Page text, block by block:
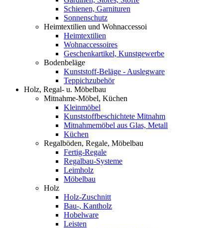
Schienen, Garnituren
Sonnenschutz
Heimtextilien und Wohnaccessoi
Heimtextilien
Wohnaccessoires
Geschenkartikel, Kunstgewerbe
Bodenbeläge
Kunststoff-Beläge - Auslegware
Teppichzubehör
Holz, Regal- u. Möbelbau
Mitnahme-Möbel, Küchen
Kleinmöbel
Kunststoffbeschichtete Mitnahm
Mitnahmemöbel aus Glas, Metall
Küchen
Regalböden, Regale, Möbelbau
Fertig-Regale
Regalbau-Systeme
Leimholz
Möbelbau
Holz
Holz-Zuschnitt
Bau-, Kantholz
Hobelware
Leisten